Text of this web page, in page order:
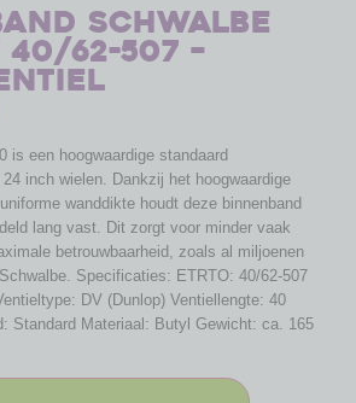
Schwalbe
40/62-507 –
is een hoogwaardige standaard
inch wielen. Dankzij het hoogwaardige
wanddikte houdt deze binnenband
lang vast. Dit zorgt voor minder vaak
betrouwbaarheid, zoals al miljoenen
Specificaties: ETRTO: 40/62-507
DV (Dunlop) Ventiellengte: 40
Standard Materiaal: Butyl Gewicht: ca. 165